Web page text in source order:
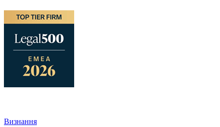
Визнання